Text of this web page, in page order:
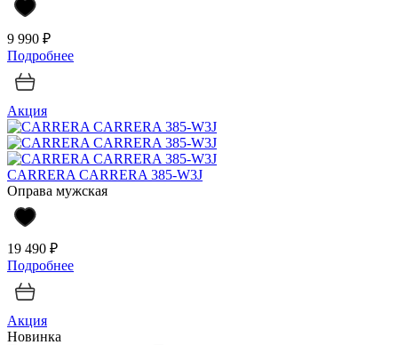
9 990 ₽
Подробнее
Акция
CARRERA CARRERA 385-W3J
Оправа мужская
19 490 ₽
Подробнее
Акция
Новинка